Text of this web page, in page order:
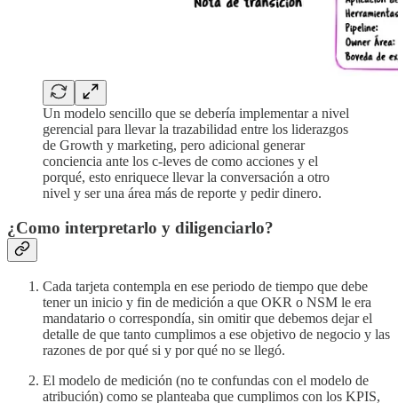
Un modelo sencillo que se debería implementar a nivel
gerencial para llevar la trazabilidad entre los liderazgos
de Growth y marketing, pero adicional generar
conciencia ante los c-leves de como acciones y el
porqué, esto enriquece llevar la conversación a otro
nivel y ser una área más de reporte y pedir dinero.
¿Como interpretarlo y diligenciarlo?
Cada tarjeta contempla en ese periodo de tiempo que debe
tener un inicio y fin de medición a que OKR o NSM le era
mandatario o correspondía, sin omitir que debemos dejar el
detalle de que tanto cumplimos a ese objetivo de negocio y las
razones de por qué si y por qué no se llegó.
El modelo de medición (no te confundas con el modelo de
atribución) como se planteaba que cumplimos con los KPIS,